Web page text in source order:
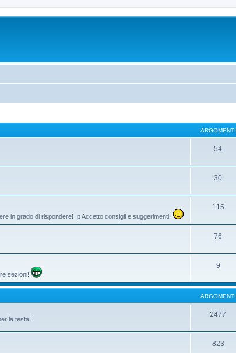
ARGOMENTI
54
30
in grado di rispondere! :p Accetto consigli e suggerimenti!
115
76
sezioni!
9
ARGOMENTI
la testa!
2477
823